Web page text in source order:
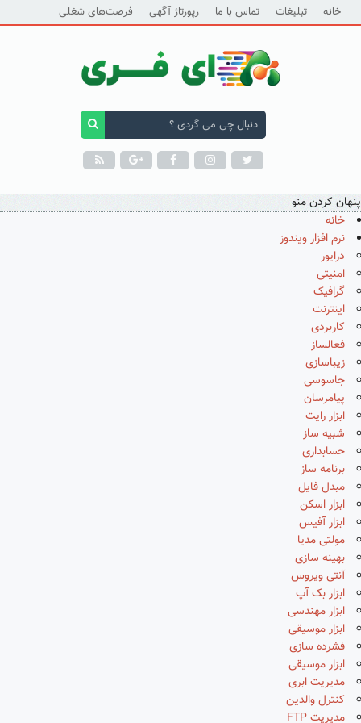
خانه تبلیغات تماس با ما رپورتاژ آگهی فرصت‌های شغلی
پنهان کردن منو
خانه
نرم افزار ویندوز
درایور
امنیتی
گرافیک
اینترنت
کاربردی
فعالساز
زیباسازی
جاسوسی
پیامرسان
ابزار رایت
شبیه ساز
حسابداری
برنامه ساز
مبدل فایل
ابزار اسکن
ابزار آفیس
مولتی مدیا
بهینه سازی
آنتی ویروس
ابزار بک آپ
ابزار مهندسی
ابزار موسیقی
فشرده سازی
ابزار موسیقی
مدیریت ابری
کنترل والدین
مدیریت FTP